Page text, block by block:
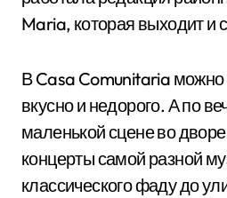
Maria, которая выходит и
В Casa Comunitaria можно
вкусно и недорого. А по
маленькой сцене во
концерты самой разной
классического фаду до